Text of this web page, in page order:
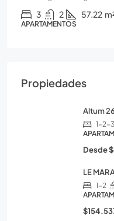
3 2 57.22
APARTAMENTOS
Propiedades
Altum
1-2-3
Desde
LE
1-2